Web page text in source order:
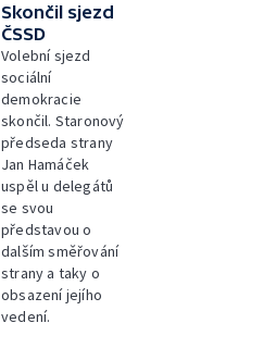
Skončil sjezd
ČSSD
Volební sjezd
sociální
demokracie
skončil. Staronový
předseda strany
Jan Hamáček
uspěl u delegátů
se svou
představou o
dalším směřování
strany a taky o
obsazení jejího
vedení.